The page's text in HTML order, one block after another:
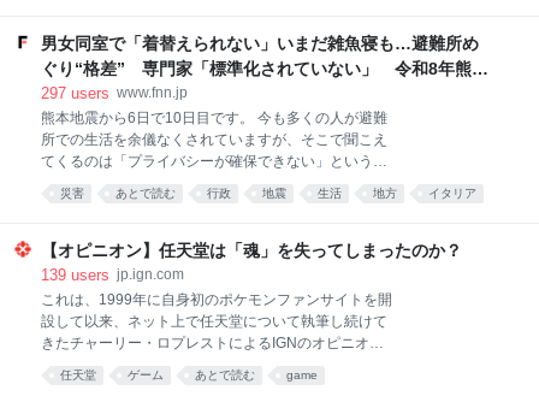
男女同室で「着替えられない」いまだ雑魚寝も…避難所め
ぐり“格差” 専門家「標準化されていない」 令和8年熊本
地震｜FNNプライムオンライン
297 users www.fnn.jp
熊本地震から6日で10日目です。 今も多くの人が避難
所での生活を余儀なくされていますが、そこで聞こえ
てくるのは「プライバシーが確保できない」という声
です。 避難所を巡っては、海外ではプライバシーに配
慮した環境づくりが進んでいます。 日本との違いはど
上最高となる39.0度を記録した被災地・熊本。 台風13
号に備え、ブルーシートを配布する男性は汗をにじま
せながら作業にあたっていました。 そんな中、震度7
を記録した宇城市の避難所では6日、様々な情報を共
有できる「デジタルサイネージ」が設置されたもの
活を強いられていて、パーティションもなく、プライ
災害 あとで読む 行政 地震 生活 地方 イタリア
【オピニオン】任天堂は「魂」を失ってしまったのか？
139 users jp.ign.com
これは、1999年に自身初のポケモンファンサイトを開
設して以来、ネット上で任天堂について執筆し続けて
きたチャーリー・ロプレストによるIGNのオピニオン
記事である。彼はニンテンドーDS Liteを最高の任天堂
ハードと評価しており、クッパ7人衆が再びクッパの
任天堂 ゲーム あとで読む game